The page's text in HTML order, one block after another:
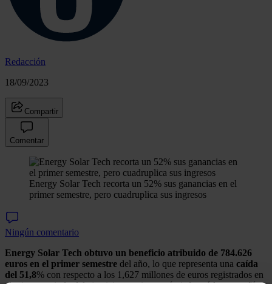
Redacción
18/09/2023
Compartir
Comentar
Energy Solar Tech recorta un 52% sus ganancias en el
primer semestre, pero cuadruplica sus ingresos
Ningún comentario
Energy Solar Tech obtuvo un beneficio atribuido de 784.626
euros en el primer semestre del año, lo que representa una caída
del 51,8% con respecto a los 1,627 millones de euros registrados en